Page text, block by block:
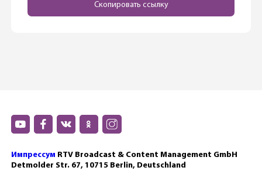
Скопировать ссылку
Импрессум RTV Broadcast & Content Management GmbH
Detmolder Str. 67, 10715 Berlin, Deutschland